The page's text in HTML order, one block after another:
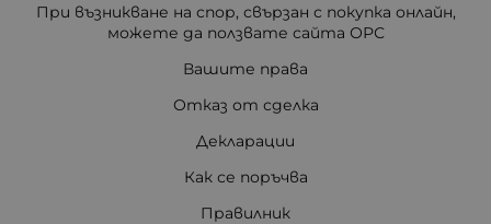
При възникване на спор, свързан с покупка онлайн,
можете да ползвате сайта ОРС
Вашите права
Отказ от сделка
Декларации
Как се поръчва
Правилник